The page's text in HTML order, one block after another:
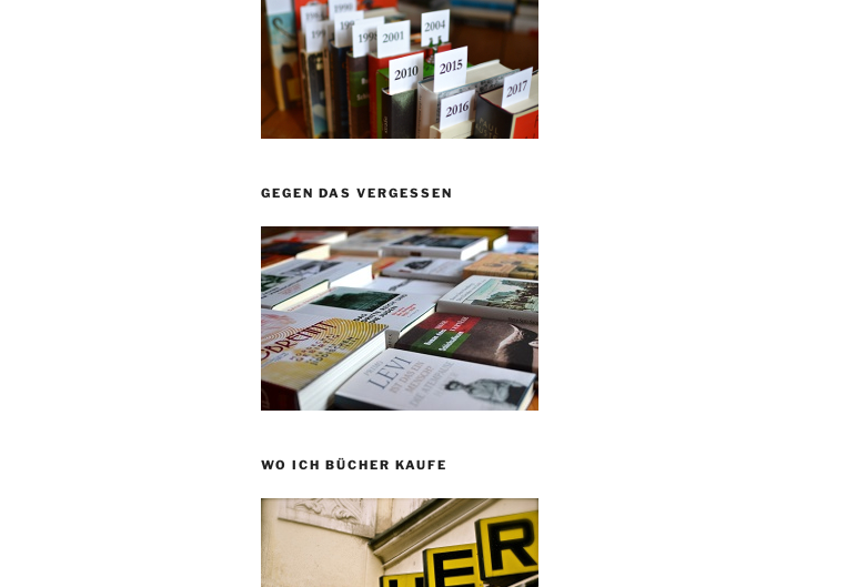
GEGEN DAS VERGESSEN
WO ICH BÜCHER KAUFE